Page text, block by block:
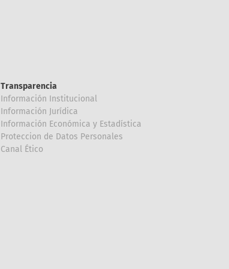
Transparencia
Información Institucional
Información Jurídica
Información Económica y Estadística
Proteccion de Datos Personales
Canal Ético